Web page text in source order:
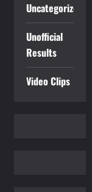
Uncategorized
Unofficial
Results
Video Clips